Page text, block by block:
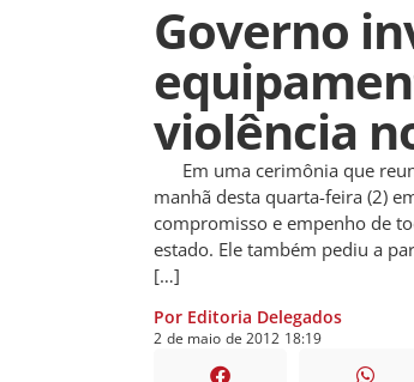
Governo
violência
Em uma cerimônia que
manhã desta quarta-feira (2)
compromisso e empenho de
estado. Ele também pediu a
[…]
Por Editoria Delegados
2 de maio de2012 18:19